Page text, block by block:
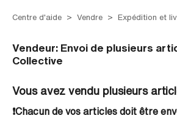
Centre d'aide Vendre Expédition et
Vendeur: Envoi de plusieurs
Collective
Vous avez vendu plusieurs
❗Chacun de vos articles doit être